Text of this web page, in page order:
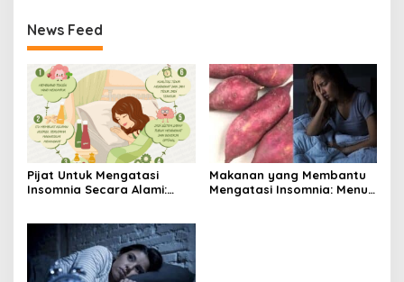
News Feed
Pijat Untuk Mengatasi
Insomnia Secara Alami:
Makanan yang Membantu
Mengatasi Insomnia: Menu